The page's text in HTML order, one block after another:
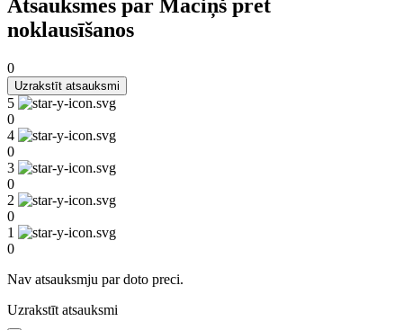
Atsauksmes par Maciņš pret
noklausīšanos
0
Uzrakstīt atsauksmi
5
0
4
0
3
0
2
0
1
0
Nav atsauksmju par doto preci.
Uzrakstīt atsauksmi